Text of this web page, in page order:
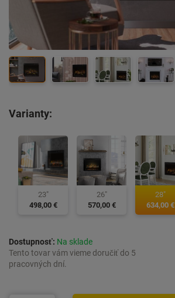
Varianty:
23"
498,00 €
26"
570,00 €
28"
634,00 €
Dostupnosť: Na sklade
Tento tovar vám vieme doručiť do 5
pracovných dní.